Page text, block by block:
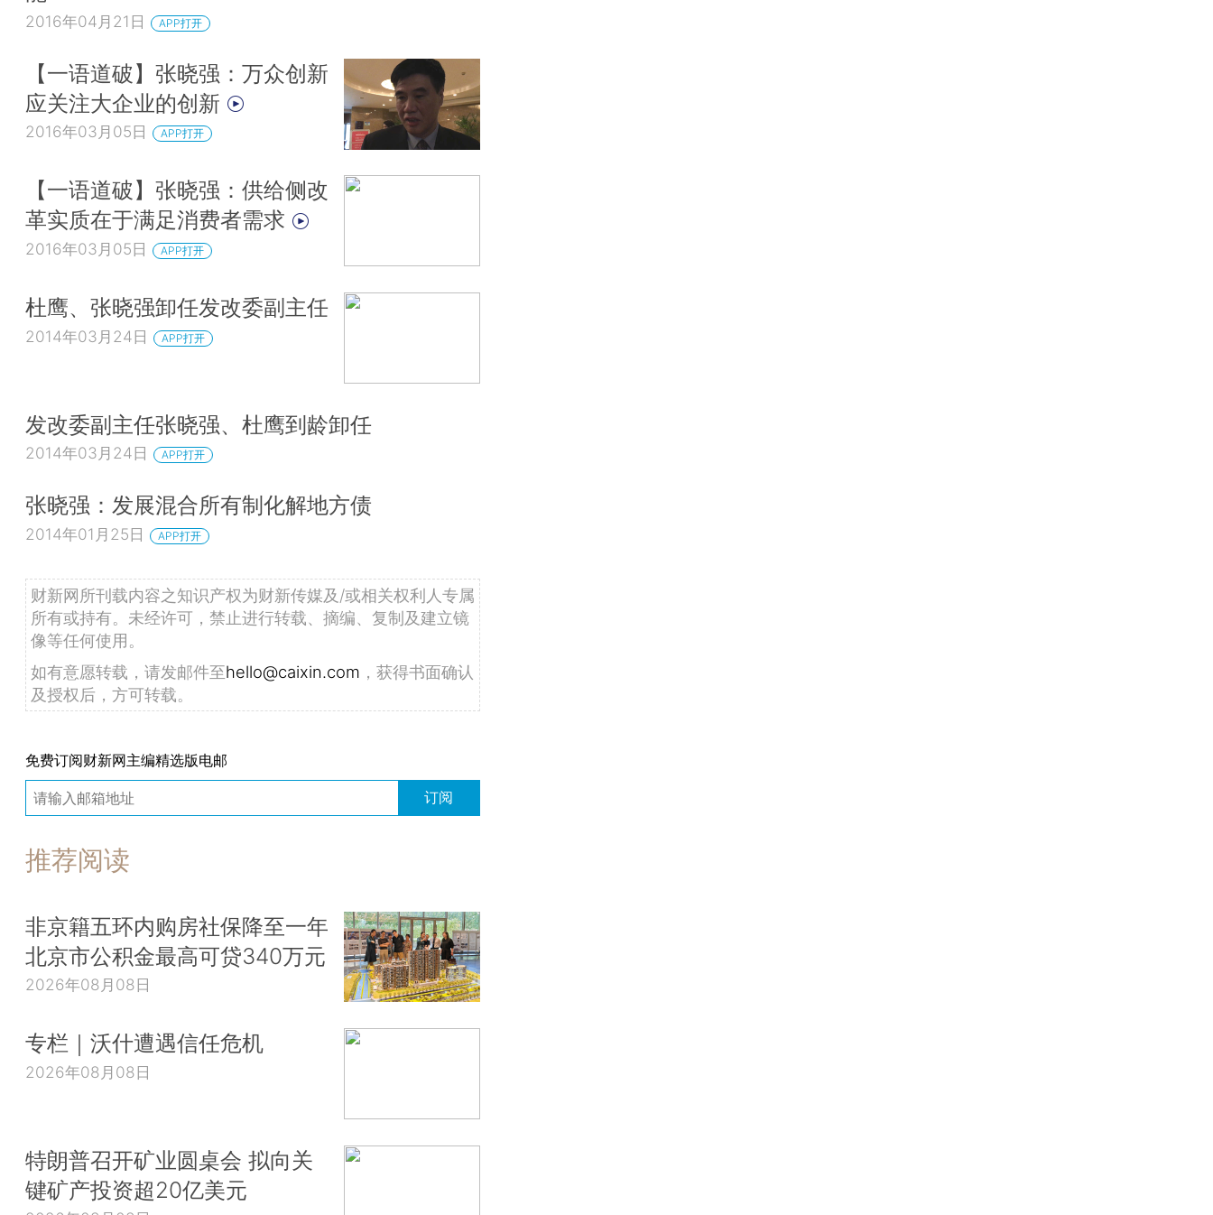
2016年04月21日 APP打开
【一语道破】张晓强：万众创新
应关注大企业的创新
2016年03月05日 APP打开
【一语道破】张晓强：供给侧改
革实质在于满足消费者需求
2016年03月05日 APP打开
杜鹰、张晓强卸任发改委副主任
2014年03月24日 APP打开
发改委副主任张晓强、杜鹰到龄卸任
2014年03月24日 APP打开
张晓强：发展混合所有制化解地方债
2014年01月25日 APP打开
财新网所刊载内容之知识产权为财新传媒及/或相关权利人专属
所有或持有。未经许可，禁止进行转载、摘编、复制及建立镜
像等任何使用。
如有意愿转载，请发邮件至hello@caixin.com ，获得书面确认
及授权后，方可转载。
免费订阅财新网主编精选版电邮
订阅
推荐阅读
非京籍五环内购房社保降至一年
北京市公积金最高可贷340万元
2026年08月08日
专栏｜沃什遭遇信任危机
2026年08月08日
特朗普召开矿业圆桌会 拟向关
键矿产投资超20亿美元